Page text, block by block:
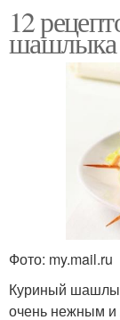
12
шашлыка
Фото: my.mail.ru
Куриный
очень нежным и